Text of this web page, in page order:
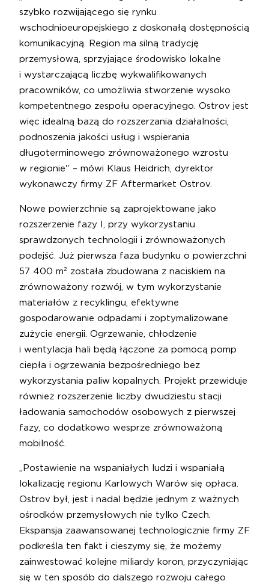
szybko rozwijającego się rynku
wschodnioeuropejskiego z doskonałą dostępnością
komunikacyjną. Region ma silną tradycję
przemysłową, sprzyjające środowisko lokalne
i wystarczającą liczbę wykwalifikowanych
pracowników, co umożliwia stworzenie wysoko
kompetentnego zespołu operacyjnego. Ostrov jest
więc idealną bazą do rozszerzania działalności,
podnoszenia jakości usług i wspierania
długoterminowego zrównoważonego wzrostu
w regionie" – mówi Klaus Heidrich, dyrektor
wykonawczy firmy ZF Aftermarket Ostrov.
Nowe powierzchnie są zaprojektowane jako
rozszerzenie fazy I, przy wykorzystaniu
sprawdzonych technologii i zrównoważonych
podejść. Już pierwsza faza budynku o powierzchni
57 400 m² została zbudowana z naciskiem na
zrównoważony rozwój, w tym wykorzystanie
materiałów z recyklingu, efektywne
gospodarowanie odpadami i zoptymalizowane
zużycie energii. Ogrzewanie, chłodzenie
i wentylacja hali będą łączone za pomocą pomp
ciepła i ogrzewania bezpośredniego bez
wykorzystania paliw kopalnych. Projekt przewiduje
również rozszerzenie liczby dwudziestu stacji
ładowania samochodów osobowych z pierwszej
fazy, co dodatkowo wesprze zrównoważoną
mobilność.
„Postawienie na wspaniałych ludzi i wspaniałą
lokalizację regionu Karlowych Warów się opłaca.
Ostrov był, jest i nadal będzie jednym z ważnych
ośrodków przemysłowych nie tylko Czech.
Ekspansja zaawansowanej technologicznie firmy ZF
podkreśla ten fakt i cieszymy się, że możemy
zainwestować kolejne miliardy koron, przyczyniając
się w ten sposób do dalszego rozwoju całego